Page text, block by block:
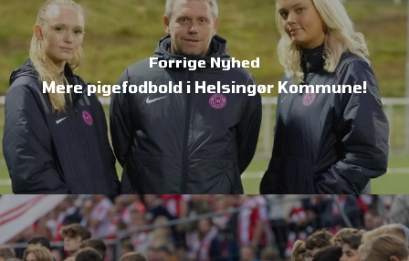
Forrige Nyhed
Mere pigefodbold i Helsingør Kommune!